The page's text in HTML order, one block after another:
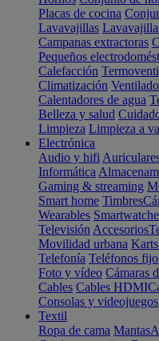
Placas de cocina
Lavavajillas
Campanas extractoras
Pequeños
Calefacción
Climatización
Calentadores de agua
Belleza y salud
Limpieza Limpieza a
Electrónica
Audio y hifi
Informática
Gaming & streaming
Smart home Timbres
Wearables
Televisión Accesorios
Movilidad urbana Karts
Telefonía Teléfonos
Foto y vídeo Cámaras
Cables Cables HDMI
Consolas y videojuegos
Textil
Ropa de cama Mantas